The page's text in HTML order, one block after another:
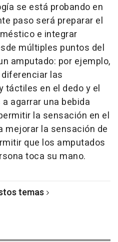
se está probando en
paso será preparar el
e integrar
múltiples puntos del
amputado: por ejemplo,
las
en el dedo y el
agarrar una bebida
la sensación en el
mejorar la sensación de
que los amputados
toca su mano.
temas